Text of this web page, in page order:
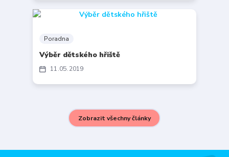
11 05 2019
Poradna
Výběr dětského hřiště
Zobrazit všechny články